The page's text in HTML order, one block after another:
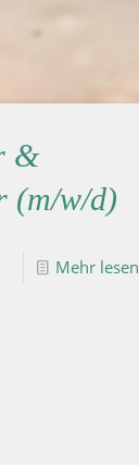
&
(m/w/d)
Mehr lesen